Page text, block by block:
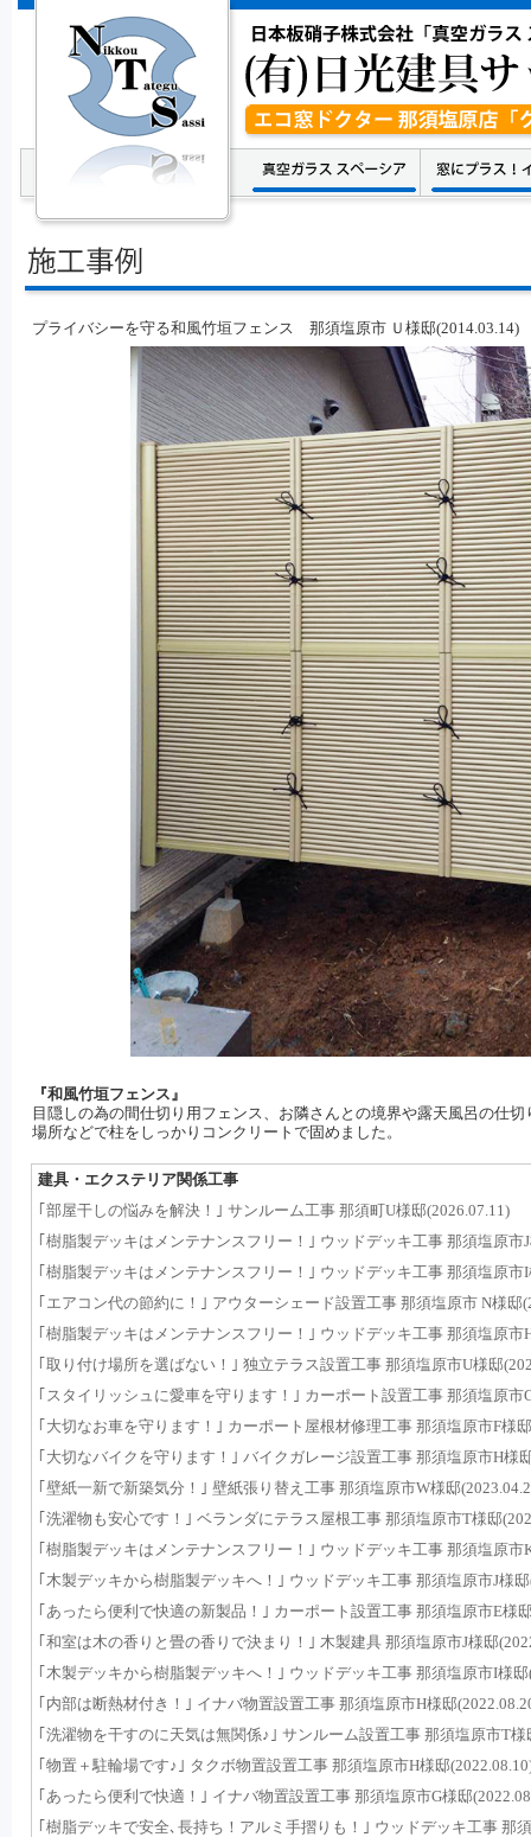
プライバシーを守る和風竹垣フェンス 那須塩原市 Ｕ様邸(2014.03.14)
『和風竹垣フェンス』
目隠しの為の間仕切り用フェンス、お隣さんとの境界や露天風呂の仕
場所などで柱をしっかりコンクリートで固めました。
建具・エクステリア関係工事
｢部屋干しの悩みを解決！｣ サンルーム工事 那須町U様邸(2026.07.11)
｢樹脂製デッキはメンテナンスフリー！｣ ウッドデッキ工事 那須塩原市
｢樹脂製デッキはメンテナンスフリー！｣ ウッドデッキ工事 那須塩原市
｢エアコン代の節約に！｣ アウターシェード設置工事 那須塩原市 N様邸
｢樹脂製デッキはメンテナンスフリー！｣ ウッドデッキ工事 那須塩原市
｢取り付け場所を選ばない！｣ 独立テラス設置工事 那須塩原市U様邸
｢スタイリッシュに愛車を守ります！｣ カーポート設置工事 那須塩原市
｢大切なお車を守ります！｣ カーポート屋根材修理工事 那須塩原市F様
｢大切なバイクを守ります！｣ バイクガレージ設置工事 那須塩原市H様
｢壁紙一新で新築気分！｣ 壁紙張り替え工事 那須塩原市W様邸
｢洗濯物も安心です！｣ ベランダにテラス屋根工事 那須塩原市T様邸
｢樹脂製デッキはメンテナンスフリー！｣ ウッドデッキ工事 那須塩原市
｢木製デッキから樹脂製デッキへ！｣ ウッドデッキ工事 那須塩原市J様
｢あったら便利で快適の新製品！｣ カーポート設置工事 那須塩原市E様
｢和室は木の香りと畳の香りで決まり！｣ 木製建具 那須塩原市J様邸
｢木製デッキから樹脂製デッキへ！｣ ウッドデッキ工事 那須塩原市I様邸
｢内部は断熱材付き！｣ イナバ物置設置工事 那須塩原市H様邸
｢洗濯物を干すのに天気は無関係♪｣ サンルーム設置工事 那須塩原市T様
｢物置＋駐輪場です♪｣ タクボ物置設置工事 那須塩原市H様邸
｢あったら便利で快適！｣ イナバ物置設置工事 那須塩原市G様邸
｢樹脂デッキで安全､長持ち！アルミ手摺りも！｣ ウッドデッキ工事 那